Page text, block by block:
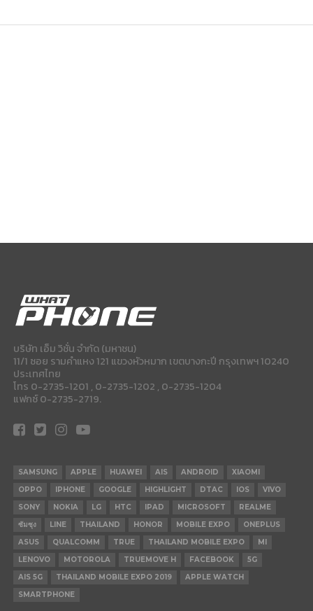
บริษัท เอ็ม วิชั่น จำกัด (มหาชน)
11/1 ซอย รามคำแหง 121 แขวงหัวหมาก เขตบางกะปี กรุงเทพฯ 10240
ประเทศไทย
โทร 0-2735-1201 , 0-2735-1202 , 0-2735-1204
แฟกซ์ 0-2735-2719.
SAMSUNG APPLE HUAWEI AIS ANDROID
XIAOMI
OPPO
IPHONE GOOGLE HIGHLIGHT DTAC IOS
VIVO
SONY
NOKIA LG HTC IPAD MICROSOFT
REALME
ซัมซุง
LINE THAILAND HONOR MOBILE EXPO
ONEPLUS
ASUS
QUALCOMM TRUE THAILAND MOBILE EXPO
MI
LENOVO
MOTOROLA TRUEMOVE H FACEBOOK
5G
AIS 5G
THAILAND MOBILE EXPO 2019
APPLE WATCH
SMARTPHONE